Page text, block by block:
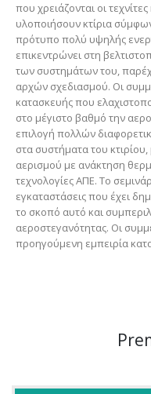
που χρειάζονται οι
υλοποιήσουν κτίρια
πρότυπο πολύ υψηλής
επικεντρώνει στη
των συστημάτων του,
αρχών σχεδιασμού. Οι
κατασκευής που
στο μέγιστο βαθμό την
επιλογή πολλών
στα συστήματα του
αερισμού με ανάκτηση
τεχνολογίες ΑΠΕ. Το
εγκαταστάσεις που έχει
το σκοπό αυτό και
αεροστεγανότητας. Οι
προηγούμενη εμπειρία